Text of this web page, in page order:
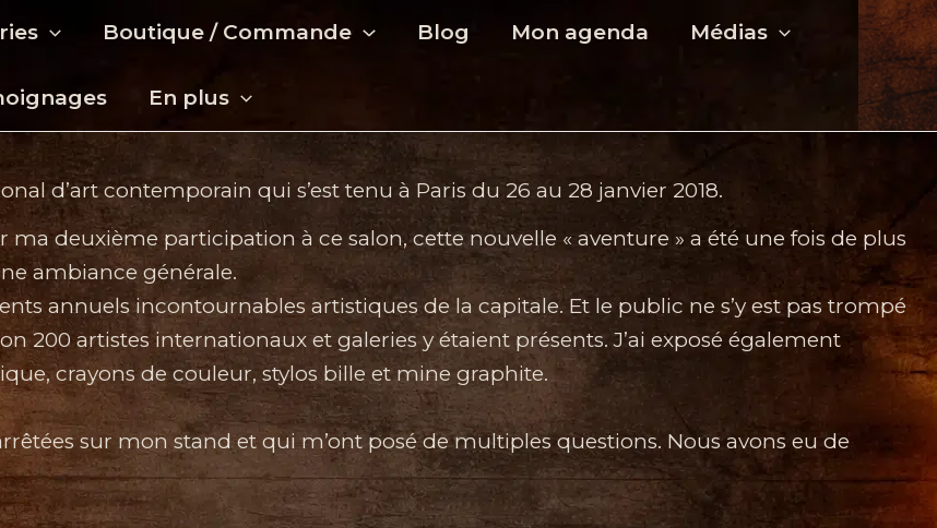
Boutique / Commande Blog Mon agenda Médias
En plus
d’art contemporain qui s’est tenu à Paris du 26 au 28 janvier 2018.
ma deuxième participation à ce salon, cette nouvelle « aventure » a été une fois de plus
ambiance générale.
annuels incontournables artistiques de la capitale. Et le public ne s’y est pas trompé
200 artistes internationaux et galeries y étaient présents. J’ai exposé également
crayons de couleur, stylos bille et mine graphite.
sur mon stand et qui m’ont posé de multiples questions. Nous avons eu de